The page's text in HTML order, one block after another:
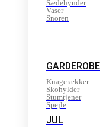
Sædehynder
Vaser
Snoren
GARDEROBE
Knagerækker
Skohylder
Stumtjener
Spejle
JUL